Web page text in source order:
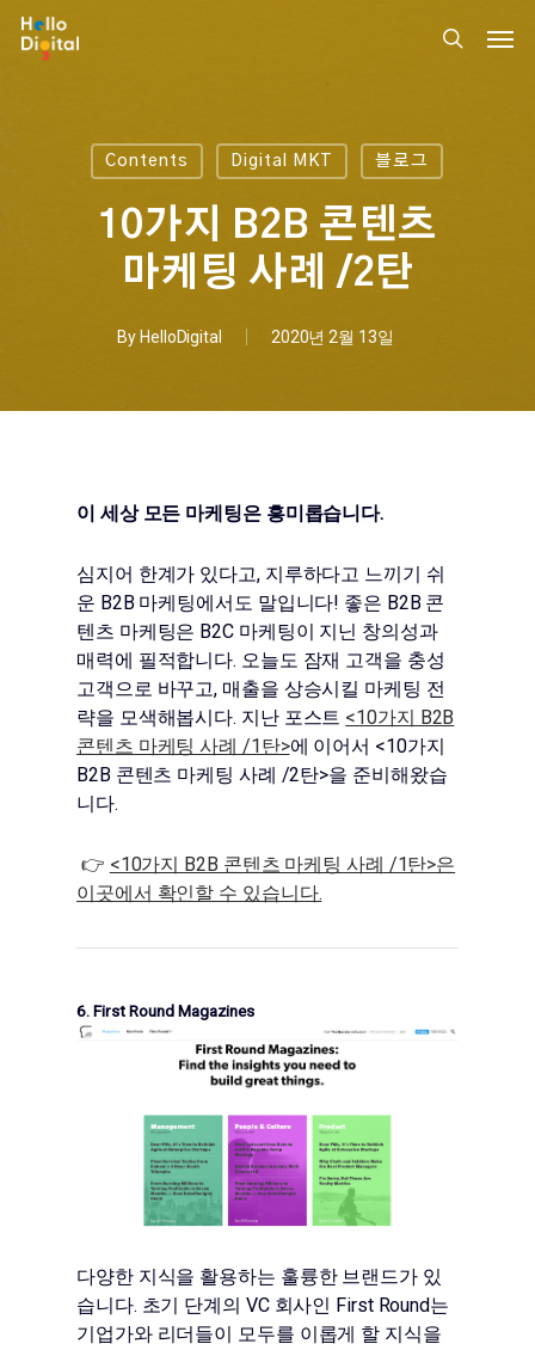
Skip
search
Contents Digital MKT 블로그
10가지 B2B 콘텐츠
마케팅 사례 /2탄
By HelloDigital 2020년 2월 13일
이 세상 모든 마케팅은 흥미롭습니다.
심지어 한계가 있다고, 지루하다고 느끼기 쉬
운 B2B 마케팅에서도 말입니다! 좋은 B2B 콘
텐츠 마케팅은 B2C 마케팅이 지닌 창의성과
매력에 필적합니다. 오늘도 잠재 고객을 충성
고객으로 바꾸고, 매출을 상승시킬 마케팅 전
략을 모색해봅시다. 지난 포스트 <10가지 B2B
콘텐츠 마케팅 사례 /1탄>에 이어서 <10가지
B2B 콘텐츠 마케팅 사례 /2탄>을 준비해왔습
니다.
👉 <10가지 B2B 콘텐츠 마케팅 사례 /1탄>은
이곳에서 확인할 수 있습니다.
6. First Round Magazines
다양한 지식을 활용하는 훌륭한 브랜드가 있
습니다. 초기 단계의 VC 회사인 First Round는
기업가와 리더들이 모두를 이롭게 할 지식을